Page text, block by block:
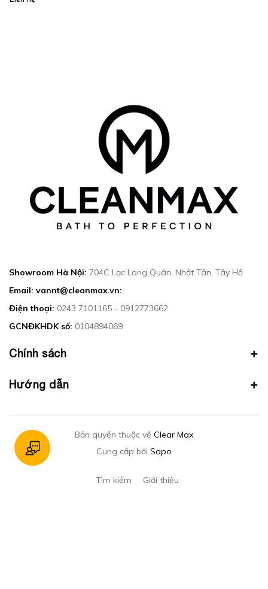
Showroom Hà Nội: 704C Lạc Long Quân, Nhật Tân, Tây Hồ
Email: vannt@cleanmax.vn:
Điện thoại: 0243 7101165 - 0912773662
GCNĐKHDK số: 0104894069
Chính sách
Hướng dẫn
Bản quyền thuộc về Clear Max
Cung cấp bởi Sapo
Tìm kiếm Giới thiệu